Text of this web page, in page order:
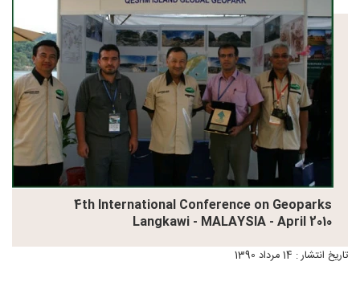
4th International Conference on Geoparks
Langkawi - MALAYSIA - April 2010
تاریخ انتشار : 14 مرداد 1390